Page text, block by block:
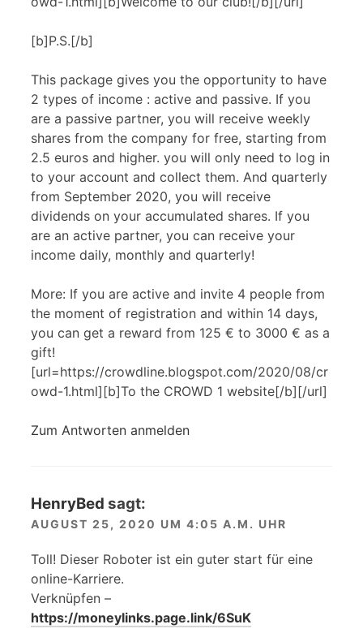
[b]P.S.[/b]
This package gives you the opportunity to have
2 types of income : active and passive. If you
are a passive partner, you will receive weekly
shares from the company for free, starting from
2.5 euros and higher. you will only need to log in
to your account and collect them. And quarterly
from September 2020, you will receive
dividends on your accumulated shares. If you
are an active partner, you can receive your
income daily, monthly and quarterly!
More: If you are active and invite 4 people from
the moment of registration and within 14 days,
you can get a reward from 125 € to 3000 € as a
gift!
[url=https://crowdline.blogspot.com/2020/08/cr
owd-1.html][b]To the CROWD 1 website[/b][/url]
Zum Antworten anmelden
HenryBed sagt:
AUGUST 25, 2020 UM 4:05 A.M. UHR
Toll! Dieser Roboter ist ein guter start für eine
online-Karriere.
Verknüpfen –
https://moneylinks.page.link/6SuK